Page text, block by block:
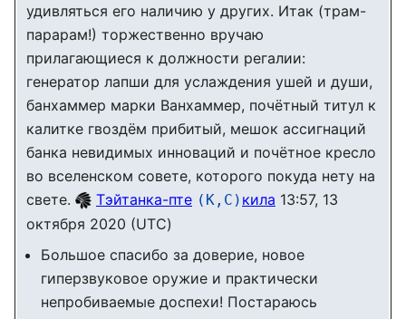
удивляться его наличию у других. Итак (трам-
парарам!) торжественно вручаю
прилагающиеся к должности регалии:
генератор лапши для услаждения ушей и души,
банхаммер марки Ванхаммер, почётный титул к
калитке гвоздём прибитый, мешок ассигнаций
банка невидимых инноваций и почётное кресло
во вселенском совете, которого покуда нету на
свете.
Тэйтанка-пте (К,С) кила 13:57, 13
октября 2020 (UTC)
Большое спасибо за доверие, новое
гиперзвуковое оружие и практически
непробиваемые доспехи! Постараюсь